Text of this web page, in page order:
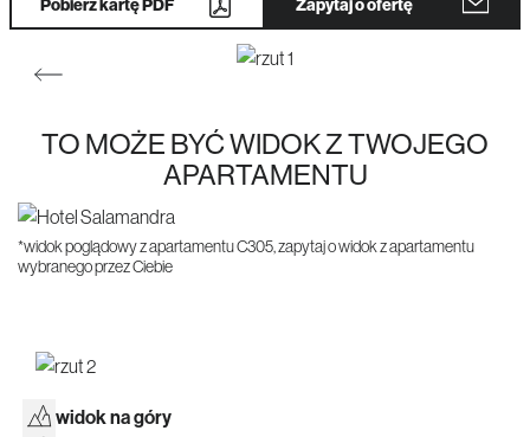
Pobierz kartę PDF Zapytaj o ofertę
TO MOŻE BYĆ WIDOK Z TWOJEGO
APARTAMENTU
*widok poglądowy z apartamentu C305, zapytaj o widok z apartamentu
wybranego przez Ciebie
widok na góry